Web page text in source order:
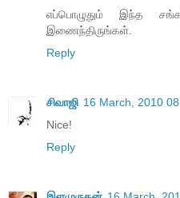
எப்பொழுதும் இந்த
இணைந்திருங்கள்.
Reply
சிவாஜி 16 March, 2010
Nice!
Reply